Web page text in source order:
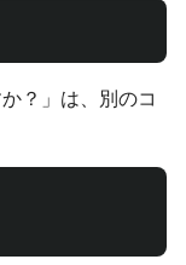
？」は、別のコ